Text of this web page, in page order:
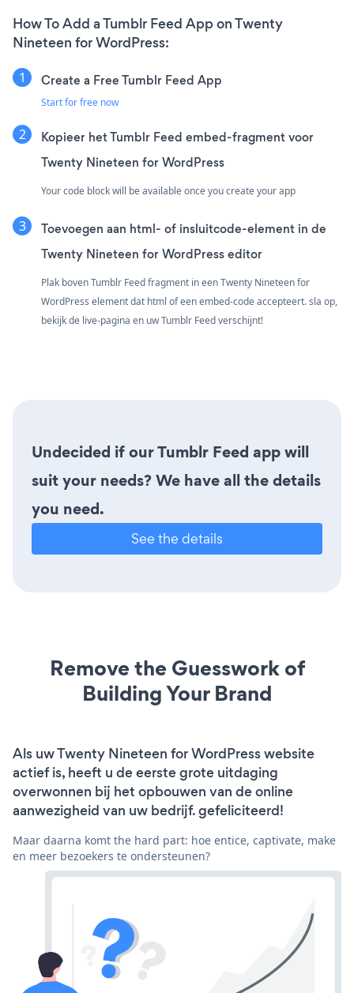
How To Add a Tumblr Feed App on Twenty
Nineteen for WordPress:
Create a Free Tumblr Feed App
Start for free now
Kopieer het Tumblr Feed embed-fragment voor
Twenty Nineteen for WordPress
Your code block will be available once you create your app
Toevoegen aan html- of insluitcode-element in de
Twenty Nineteen for WordPress editor
Plak boven Tumblr Feed fragment in een Twenty Nineteen for
WordPress element dat html of een embed-code accepteert. sla op,
bekijk de live-pagina en uw Tumblr Feed verschijnt!
Undecided if our Tumblr Feed app will
suit your needs? We have all the details
you need.
See the details
Remove the Guesswork of
Building Your Brand
Als uw Twenty Nineteen for WordPress website
actief is, heeft u de eerste grote uitdaging
overwonnen bij het opbouwen van de online
aanwezigheid van uw bedrijf. gefeliciteerd!
Maar daarna komt the hard part: hoe entice, captivate, make
en meer bezoekers te ondersteunen?